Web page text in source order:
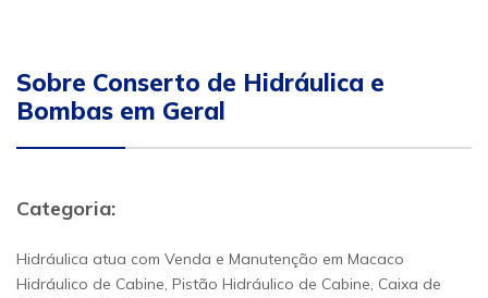
Sobre Conserto de Hidráulica e
Bombas em Geral
Categoria:
Hidráulica atua com Venda e Manutenção em Macaco
Hidráulico de Cabine, Pistão Hidráulico de Cabine, Caixa de